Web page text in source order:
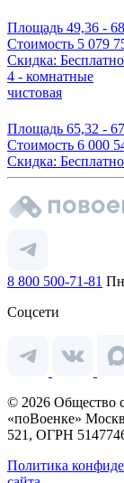
Площадь 49,36 -
Стоимость 5 079
Скидка:
4 - комнатные
чистовая
Площадь 65,32 -
Стоимость 6 000
Скидка:
8 800 500-71-81
Соцсети
© 2026 Общество
«поВоенке»
521, ОГРН
Политика